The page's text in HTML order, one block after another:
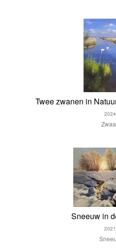
Twee zwanen in
2024
Sneeuw in
2021